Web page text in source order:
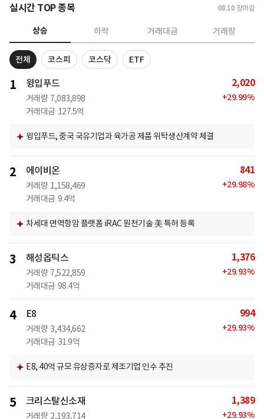
실시간 TOP 종목 08.10 장마감
상승 하락 거래대금 거래량
전체 코스피 코스닥 ETF
1 윙입푸드
거래량 7,083,898
거래대금 127.5억
2,020
+29.99%
윙입푸드, 중국 국유기업과 육가공 제품 위탁생산계약 체결
2 에이비온
거래량 1,158,469
거래대금 9.4억
841
+29.98%
차세대 면역항암 플랫폼 iRAC 원천기술 美 특허 등록
3 해성옵틱스
거래량 7,522,859
거래대금 98.4억
1,376
+29.93%
4 E8
거래량 3,434,662
거래대금 31.9억
994
+29.93%
E8, 40억 규모 유상증자로 제조기업 인수 추진
5 크리스탈신소재
거래량 2,193,714
1,389
+29.93%